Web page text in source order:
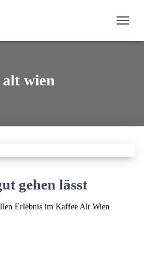
alt wien
gehen lässt
Erlebnis im Kaffee Alt Wien